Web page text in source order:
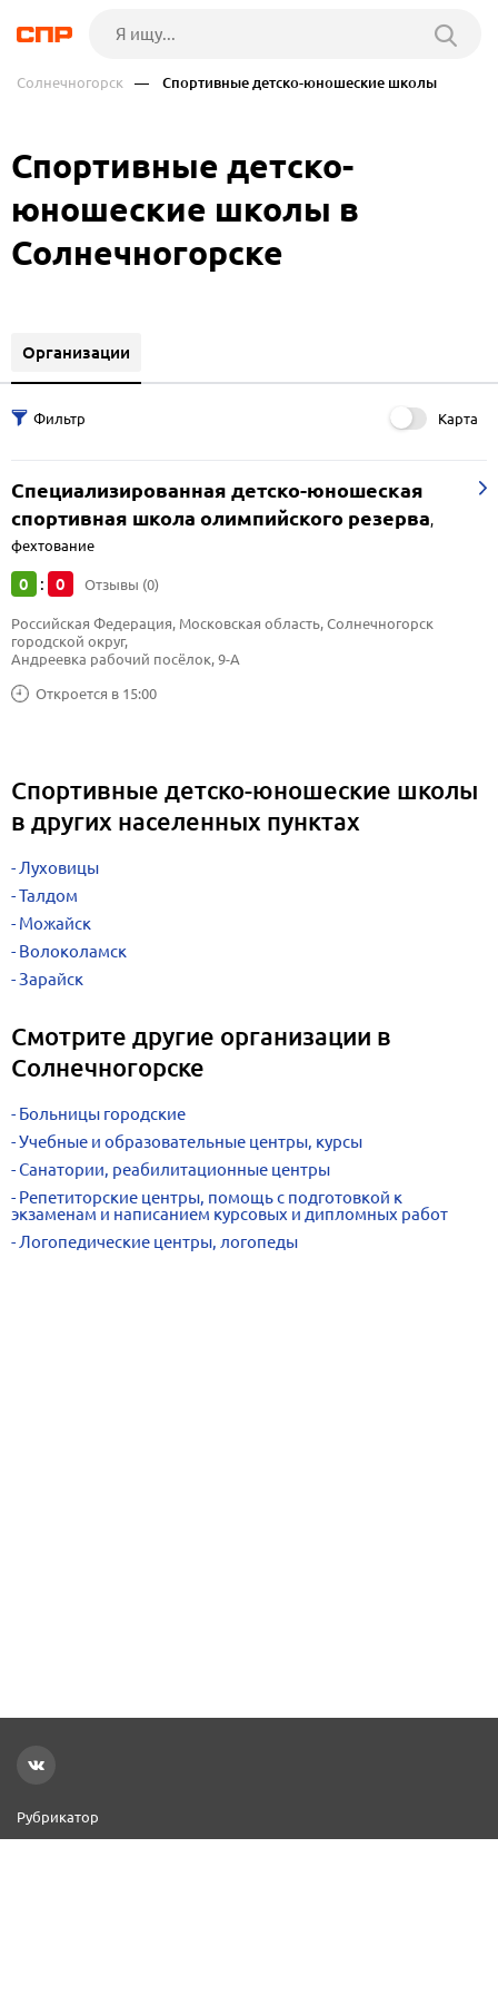
Солнечногорск — Спортивные детско-юношеские школы
Спортивные детско-
юношеские школы в
Солнечногорске
Организации
Карта
Специализированная детско-юношеская
спортивная школа олимпийского резерва,
фехтование
0 : 0 Отзывы (0)
Откроется в 15:00
Российская Федерация, Московская область, Солнечногорск
городской округ,
Андреевка рабочий посёлок, 9-А
Спортивные детско-юношеские школы
в других населенных пунктах
Луховицы
Талдом
Можайск
Волоколамск
Зарайск
Смотрите другие организации в
Солнечногорске
Больницы городские
Учебные и образовательные центры, курсы
Санатории, реабилитационные центры
Репетиторские центры, помощь с подготовкой к
экзаменам и написанием курсовых и дипломных работ
Логопедические центры, логопеды
Рубрикатор